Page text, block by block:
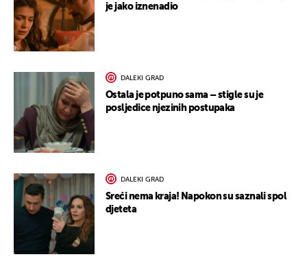
je jako iznenadio
DALEKI GRAD
Ostala je potpuno sama – stigle su je
posljedice njezinih postupaka
DALEKI GRAD
Sreći nema kraja! Napokon su saznali spol
djeteta